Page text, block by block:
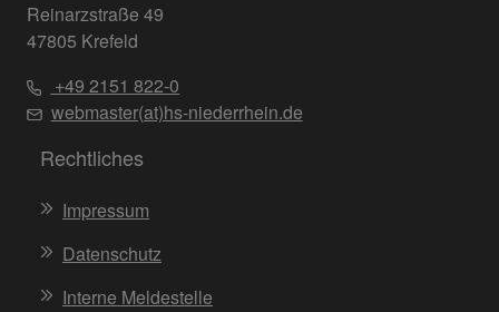
Reinarzstraße 49
47805 Krefeld
+49 2151 822-0
webmaster(at)hs-niederrhein.de
Rechtliches
Impressum
Datenschutz
Interne Meldestelle